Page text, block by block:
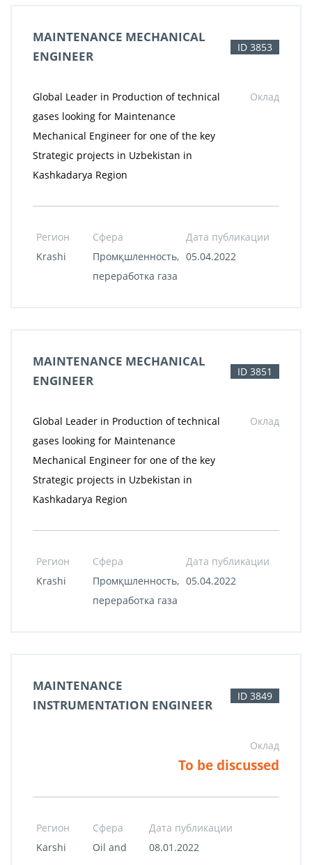
MAINTENANCE MECHANICAL
ENGINEER
ID 3853
Global Leader in Production of technical
gases looking for Maintenance
Mechanical Engineer for one of the key
Strategic projects in Uzbekistan in
Kashkadarya Region
Оклад
Регион Сфера
Дата публикации
Krashi
Промқшленность,
переработка газа
05.04.2022
MAINTENANCE MECHANICAL
ENGINEER
ID 3851
Global Leader in Production of technical
gases looking for Maintenance
Mechanical Engineer for one of the key
Strategic projects in Uzbekistan in
Kashkadarya Region
Оклад
Регион Сфера
Дата публикации
Krashi
Промқшленность,
переработка газа
05.04.2022
MAINTENANCE
INSTRUMENTATION ENGINEER
ID 3849
Оклад
To be discussed
Регион Сфера
Дата публикации
Karshi
Oil and
08.01.2022